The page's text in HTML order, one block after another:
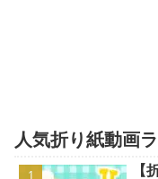
人気折り紙動画
【